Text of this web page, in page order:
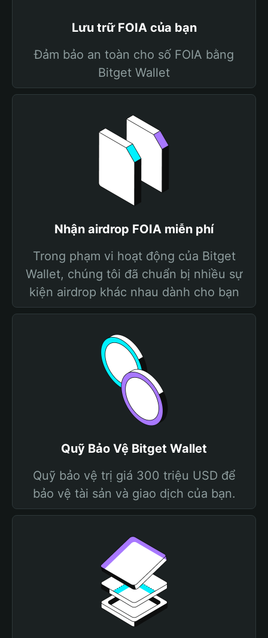
Lưu trữ FOIA của bạn
Đảm bảo an toàn cho số FOIA bằng
Bitget Wallet
Nhận airdrop FOIA miễn phí
Trong phạm vi hoạt động của Bitget
Wallet, chúng tôi đã chuẩn bị nhiều sự
kiện airdrop khác nhau dành cho bạn
Quỹ Bảo Vệ Bitget Wallet
Quỹ bảo vệ trị giá 300 triệu USD để
bảo vệ tài sản và giao dịch của bạn.